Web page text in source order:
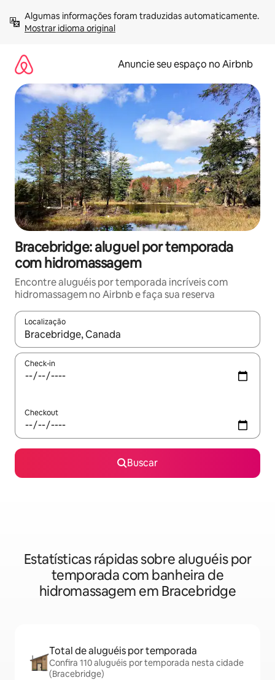
para
Mostrar idioma original
Anuncie seu espaço no Airbnb
Bracebridge: aluguel por temporada
com hidromassagem
Encontre aluguéis por temporada incríveis com
hidromassagem no Airbnb e faça sua reserva
Localização
Quando os resultados estiverem disponíveis, explore-os
Check-in
Checkout
Buscar
Estatísticas rápidas sobre aluguéis por
temporada com banheira de
hidromassagem em Bracebridge
Total de aluguéis por temporada
Confira 110 aluguéis por temporada nesta cidade
(Bracebridge)